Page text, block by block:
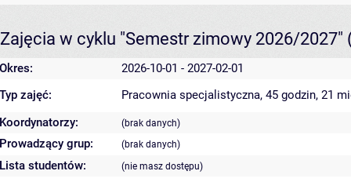
Zajęcia w cyklu "Semestr zimowy 2026/2027"
Okres:
2026-10-01 - 2027-02-01
Typ zajęć:
Pracownia specjalistyczna, 45 godzin, 21
Koordynatorzy:
(brak danych)
Prowadzący grup: (brak danych)
Lista studentów: (nie masz dostępu)